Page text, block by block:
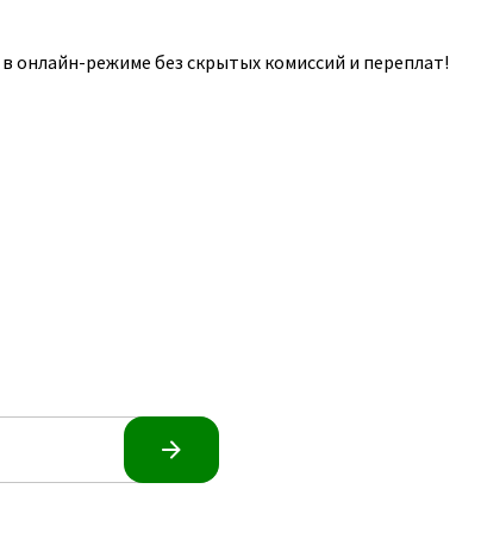
в онлайн-режиме без скрытых комиссий и переплат!